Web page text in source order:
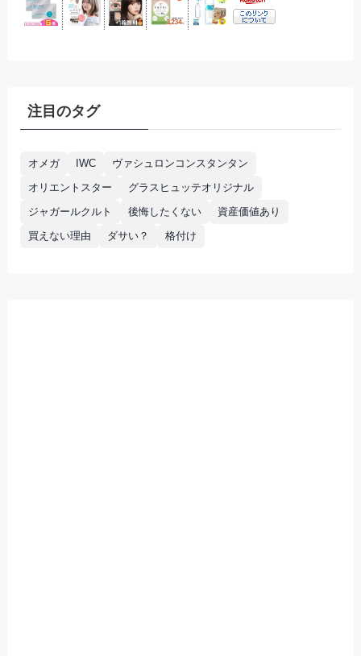
注目のタグ
オメガ IWC
ヴァシュロンコンスタンタン
オリエントスター
グラスヒュッテオリジナル
ジャガールクルト
後悔したくない
資産価値あり
買えない理由
ダサい？ 格付け